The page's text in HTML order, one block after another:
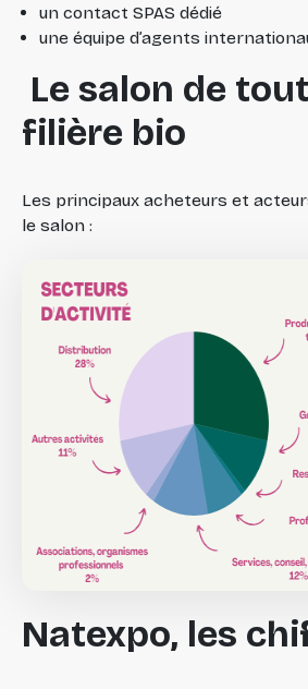
un contact SPAS dédié
une équipe d’agents
Le salon de
filière bio
Les principaux acheteurs et
le salon :
Natexpo, les